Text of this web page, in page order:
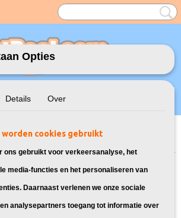
UW WINKELWAGEN
PG-540/CL-541 Inkt cartridges voor Canon
geschikt voor Canon
Opties
Details Over
cookies gebruikt
ons gebruikt voor verkeersanalyse, het
media-functies en het personaliseren van
Daarnaast verlenen we onze sociale
analysepartners toegang tot informatie over